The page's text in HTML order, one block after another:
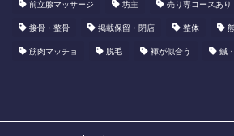
前立腺マッサージ 坊主 売り専コースあり
接骨・整骨 掲載保留・閉店 整体
筋肉マッチョ 脱毛 褌が似合う 鍼